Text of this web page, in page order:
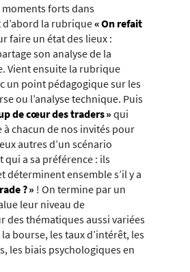
forts dans
d’abord la rubrique« On refait
faire un état des lieux :
son analyse de la
Vient ensuite la rubrique
un point pédagogique sur les
ou l’analyse technique. Puis
de cœur des traders » qui
chacun de nos invités pour
autres d’un scénario
qui a sa préférence : ils
déterminent ensemble s’il y a
? » ! On termine par un
leur niveau de
des thématiques aussi variées
bourse, les taux d’intérêt, les
les biais psychologiques en